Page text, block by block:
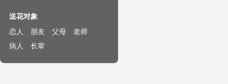
送花对象
恋人
朋友 父母
老师
病人
长辈